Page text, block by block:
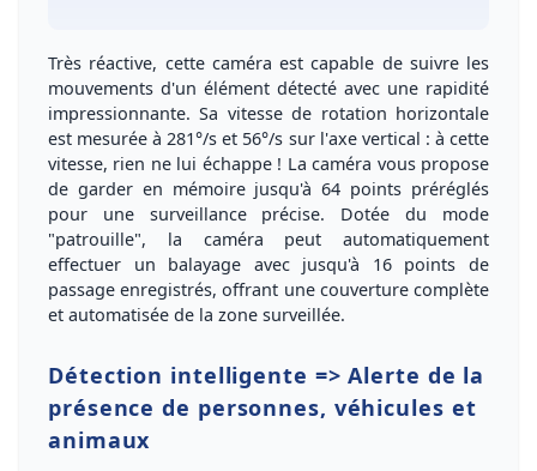
Très réactive, cette caméra est capable de suivre les
mouvements d'un élément détecté avec une rapidité
impressionnante. Sa vitesse de rotation horizontale
est mesurée à281°/s et 56°/s sur l'axe vertical : à cette
vitesse, rien ne lui échappe ! La caméra vous propose
de garder en mémoire jusqu'à64 points préréglés
pour une surveillance précise. Dotée du mode
"patrouille", la caméra peut automatiquement
effectuer un balayage avec jusqu'à 16 points de
passage enregistrés, offrant une couverture complète
et automatisée de la zone surveillée.
Détection intelligente => Alerte de la
présence de personnes, véhicules et
animaux